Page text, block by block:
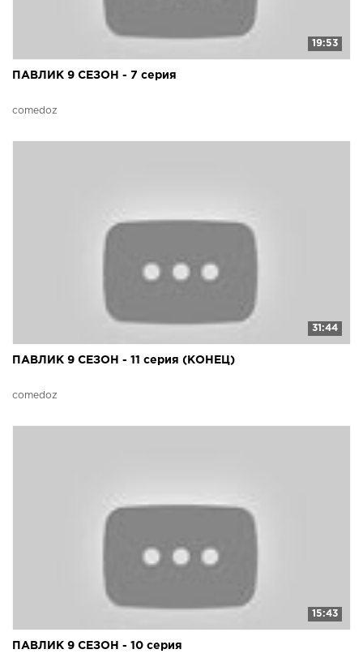
19:53
ПАВЛИК 9 СЕЗОН - 7 серия
comedoz
31:44
ПАВЛИК 9 СЕЗОН - 11 серия (КОНЕЦ)
comedoz
15:43
ПАВЛИК 9 СЕЗОН - 10 серия